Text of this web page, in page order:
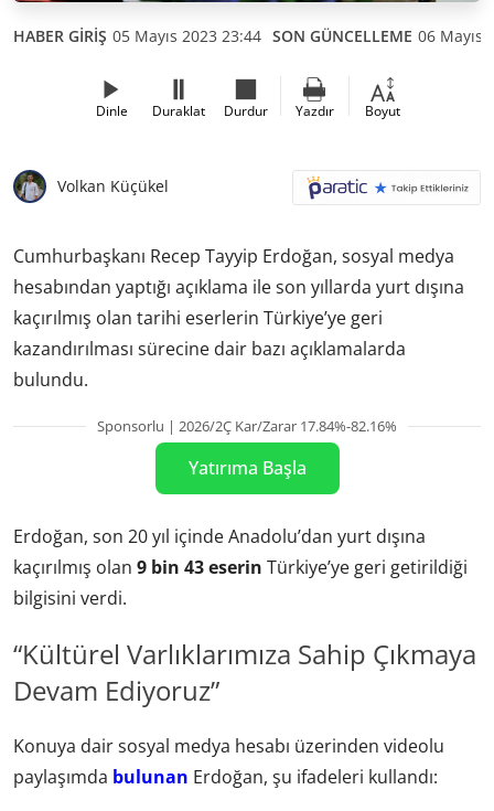
HABER GİRİŞ 05 Mayıs 2023 23:44 SON GÜNCELLEME 06 Mayıs
Dinle Duraklat Durdur Yazdır Boyut
Volkan Küçükel
Cumhurbaşkanı Recep Tayyip Erdoğan, sosyal medya
hesabından yaptığı açıklama ile son yıllarda yurt dışına
kaçırılmış olan tarihi eserlerin Türkiye’ye geri
kazandırılması sürecine dair bazı açıklamalarda
bulundu.
Sponsorlu | 2026/2Ç Kar/Zarar 17.84%-82.16%
Yatırıma Başla
Erdoğan, son 20 yıl içinde Anadolu’dan yurt dışına
kaçırılmış olan 9 bin 43 eserin Türkiye’ye geri getirildiği
bilgisini verdi.
“Kültürel Varlıklarımıza Sahip Çıkmaya
Devam Ediyoruz”
Konuya dair sosyal medya hesabı üzerinden videolu
paylaşımda bulunan Erdoğan, şu ifadeleri kullandı: